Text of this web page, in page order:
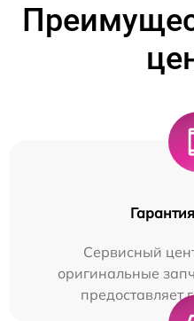
Сервисный
оригинальные
предоставляет